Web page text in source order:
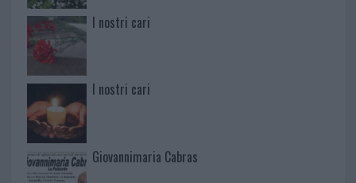
I nostri cari
I nostri cari
Giovannimaria Cabras